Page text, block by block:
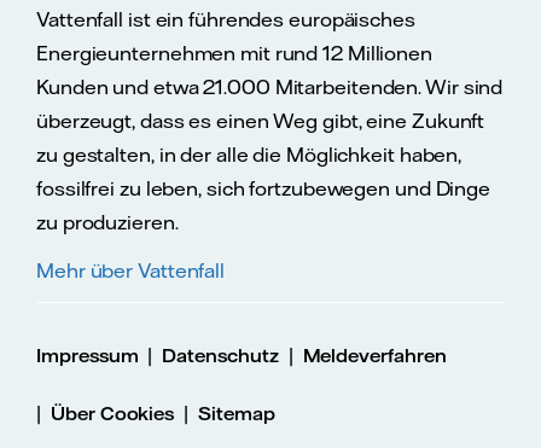
Vattenfall ist ein führendes europäisches
Energieunternehmen mit rund 12 Millionen
Kunden und etwa 21.000 Mitarbeitenden. Wir sind
überzeugt, dass es einen Weg gibt, eine Zukunft
zu gestalten, in der alle die Möglichkeit haben,
fossilfrei zu leben, sich fortzubewegen und Dinge
zu produzieren.
Mehr über Vattenfall
Impressum | Datenschutz| Meldeverfahren
| Über Cookies |Sitemap